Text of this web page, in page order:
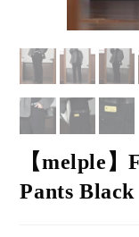
【melple
Pants Black